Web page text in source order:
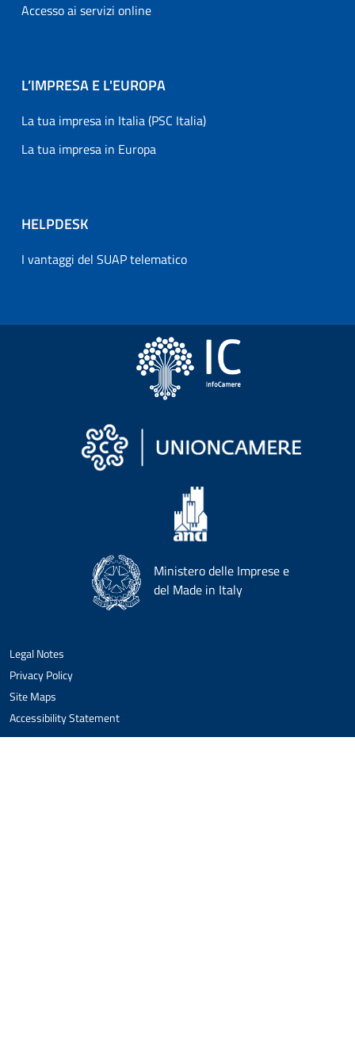
Accesso ai servizi online
L’IMPRESA E L'EUROPA
La tua impresa in Italia (PSC Italia)
La tua impresa in Europa
HELPDESK
I vantaggi del SUAP telematico
Ministero delle Imprese e
del Made in Italy
Legal Notes
Privacy Policy
Site Maps
Accessibility Statement